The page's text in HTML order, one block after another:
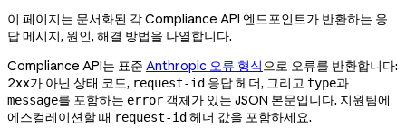
이 페이지는 문서화된 각 Compliance API 엔드포인트가 반환하는 응
답 메시지, 원인, 해결 방법을 나열합니다.
Compliance API는 표준 Anthropic 오류 형식으로 오류를 반환합니다:
2xx가 아닌 상태 코드, request-id 응답 헤더, 그리고 type과
message를 포함하는 error 객체가 있는 JSON 본문입니다. 지원팀에
에스컬레이션할 때 request-id 헤더 값을 포함하세요.